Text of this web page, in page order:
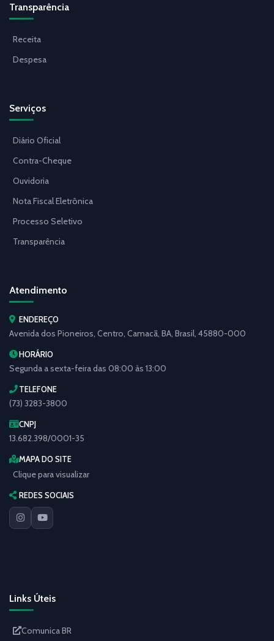
Transparência
Receita
Despesa
Serviços
Diário Oficial
Contra-Cheque
Ouvidoria
Nota Fiscal Eletrônica
Processo Seletivo
Transparência
Atendimento
ENDEREÇO
Avenida dos Pioneiros, Centro, Camacã, BA, Brasil, 45880-000
HORÁRIO
Segunda a sexta-feira das 08:00 às 13:00
TELEFONE
(73) 3283-3800
CNPJ
13.682.398/0001-35
MAPA DO SITE
Clique para visualizar
REDES SOCIAIS
Links Úteis
Comunica BR